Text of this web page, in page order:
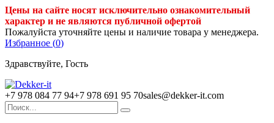
Цены на сайте носят исключительно ознакомительный
характер и не являются публичной офертой
Пожалуйста уточняйте цены и наличие товара у менеджера.
Избранное (0)
Здравствуйте, Гость
+7 978 084 77 94+7 978 691 95 70sales@dekker-it.com